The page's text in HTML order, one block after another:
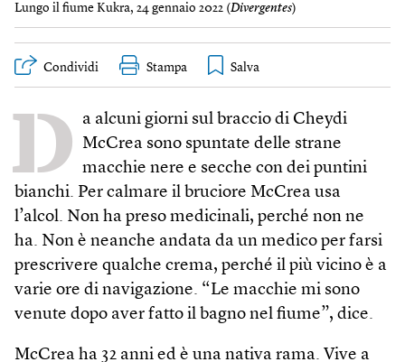
Lungo il fiume Kukra, 24 gennaio 2022 (Divergentes)
Condividi Stampa
D
a alcuni giorni sul braccio di Cheydi
McCrea sono spuntate delle strane
macchie nere e secche con dei puntini
bianchi. Per calmare il bruciore McCrea usa
l’alcol. Non ha preso medicinali, perché non ne
ha. Non è neanche andata da un medico per farsi
prescrivere qualche crema, perché il più vicino è a
varie ore di navigazione. “Le macchie mi sono
venute dopo aver fatto il bagno nel fiume”, dice.
McCrea ha 32 anni ed è una nativa rama. Vive a